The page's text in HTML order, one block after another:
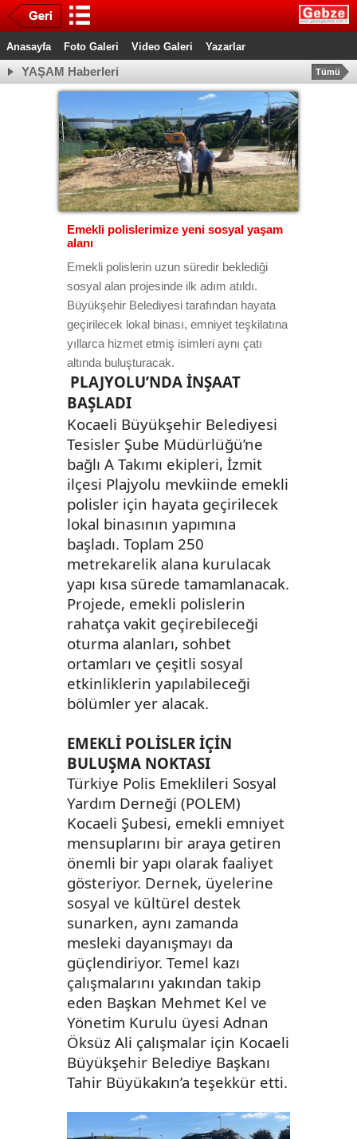
Anasayfa Foto Galeri Video Galeri Yazarlar
YAŞAM Haberleri Tümü
Emekli polislerimize yeni sosyal yaşam
alanı
Emekli polislerin uzun süredir beklediği
sosyal alan projesinde ilk adım atıldı.
Büyükşehir Belediyesi tarafından hayata
geçirilecek lokal binası, emniyet teşkilatına
yıllarca hizmet etmiş isimleri aynı çatı
altında buluşturacak.
PLAJYOLU’NDA İNŞAAT
BAŞLADI
Kocaeli Büyükşehir Belediyesi
Tesisler Şube Müdürlüğü’ne
bağlı A Takımı ekipleri, İzmit
ilçesi Plajyolu mevkiinde emekli
polisler için hayata geçirilecek
lokal binasının yapımına
başladı. Toplam 250
metrekarelik alana kurulacak
yapı kısa sürede tamamlanacak.
Projede, emekli polislerin
rahatça vakit geçirebileceği
oturma alanları, sohbet
ortamları ve çeşitli sosyal
etkinliklerin yapılabileceği
bölümler yer alacak.
EMEKLİ POLİSLER İÇİN
BULUŞMA NOKTASI
Türkiye Polis Emeklileri Sosyal
Yardım Derneği (POLEM)
Kocaeli Şubesi, emekli emniyet
mensuplarını bir araya getiren
önemli bir yapı olarak faaliyet
gösteriyor. Dernek, üyelerine
sosyal ve kültürel destek
sunarken, aynı zamanda
mesleki dayanışmayı da
güçlendiriyor. Temel kazı
çalışmalarını yakından takip
eden Başkan Mehmet Kel ve
Yönetim Kurulu üyesi Adnan
Öksüz Ali çalışmalar için Kocaeli
Büyükşehir Belediye Başkanı
Tahir Büyükakın’a teşekkür etti.